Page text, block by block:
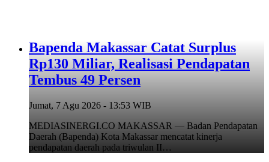
Bapenda Makassar Catat Surplus
Rp130 Miliar, Realisasi Pendapatan
Tembus 49 Persen
Jumat, 7 Agu 2026 - 13:53 WIB
MEDIASINERGI.CO MAKASSAR — Badan Pendapatan
Daerah (Bapenda) Kota Makassar mencatat kinerja
pendapatan daerah pada triwulan II…